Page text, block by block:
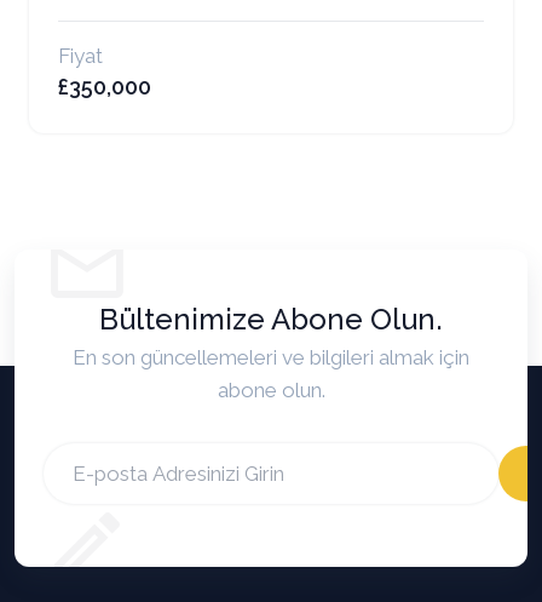
Fiyat
£350,000
Bültenimize Abone Olun.
En son güncellemeleri ve bilgileri almak için
abone olun.